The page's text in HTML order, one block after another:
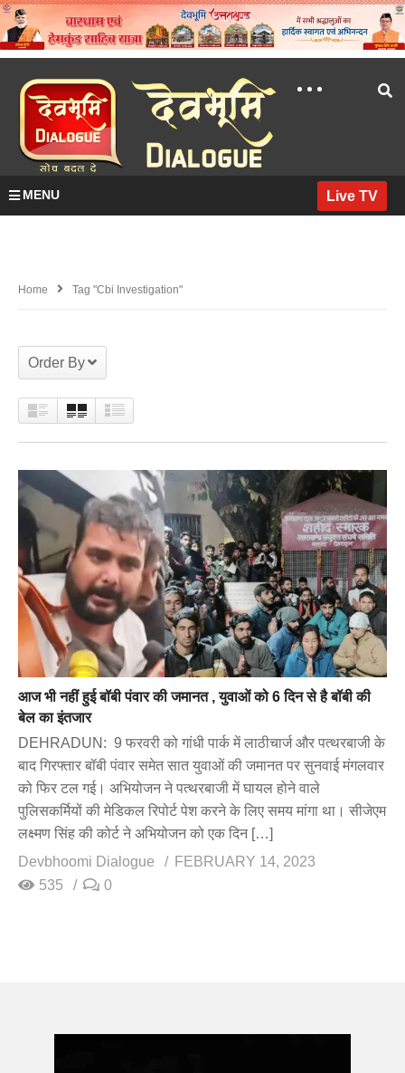
MENU Live TV
Home Tag "cbi Investigation"
Order By
आज भी नहीं हुई बॉबी पंवार की जमानत , युवाओं को 6 दिन से है बॉबी की
बेल का इंतजार
DEHRADUN: 9 फरवरी को गांधी पार्क में लाठीचार्ज और पत्थरबाजी के
बाद गिरफ्तार बॉबी पंवार समेत सात युवाओं की जमानत पर सुनवाई मंगलवार
को फिर टल गई। अभियोजन ने पत्थरबाजी में घायल होने वाले
पुलिसकर्मियों की मेडिकल रिपोर्ट पेश करने के लिए समय मांगा था। सीजेएम
लक्ष्मण सिंह की कोर्ट ने अभियोजन को एक दिन […]
Devbhoomi Dialogue
FEBRUARY 14, 2023
535
0